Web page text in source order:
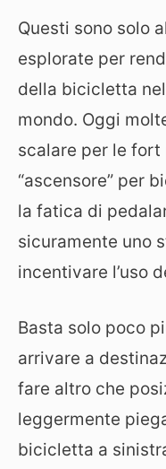
Questi sono solo
esplorate per
della bicicletta
mondo. Oggi
scalare per le fort
“ascensore” per
la fatica di
sicuramente uno
incentivare l’uso
Basta solo poco
arrivare a
fare altro che
leggermente
bicicletta a